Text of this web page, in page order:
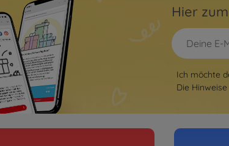
Hier
Ich möchte
Die